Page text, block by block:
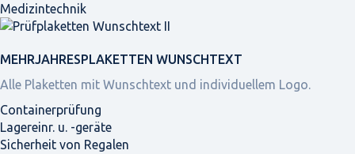
Medizintechnik
MEHRJAHRES­PLAKETTEN WUNSCHTEXT
Alle Plaketten mit Wunschtext und individuellem Logo.
Containerprüfung
Lagereinr. u. -geräte
Sicherheit von Regalen